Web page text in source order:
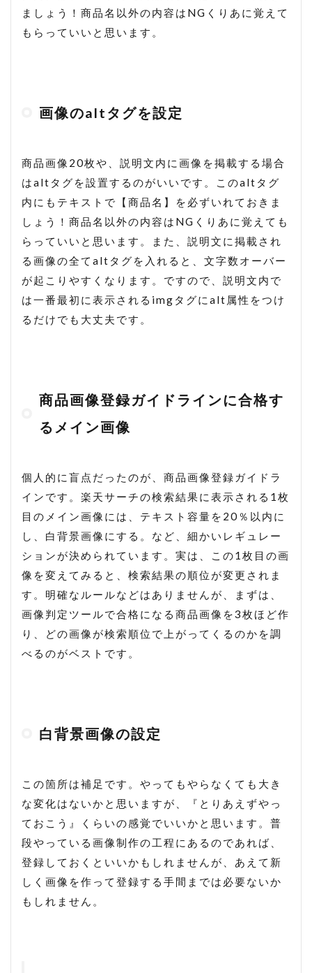
ましょう！商品名以外の内容はNGくりあに覚えて
もらっていいと思います。
画像のaltタグを設定
商品画像20枚や、説明文内に画像を掲載する場合
はaltタグを設置するのがいいです。このaltタグ
内にもテキストで【商品名】を必ずいれておきま
しょう！商品名以外の内容はNGくりあに覚えても
らっていいと思います。また、説明文に掲載され
る画像の全てaltタグを入れると、文字数オーバー
が起こりやすくなります。ですので、説明文内で
は一番最初に表示されるimgタグにalt属性をつけ
るだけでも大丈夫です。
商品画像登録ガイドラインに合格す
るメイン画像
個人的に盲点だったのが、商品画像登録ガイドラ
インです。楽天サーチの検索結果に表示される1枚
目のメイン画像には、テキスト容量を20％以内に
し、白背景画像にする。など、細かいレギュレー
ションが決められています。実は、この1枚目の画
像を変えてみると、検索結果の順位が変更されま
す。明確なルールなどはありませんが、まずは、
画像判定ツールで合格になる商品画像を3枚ほど作
り、どの画像が検索順位で上がってくるのかを調
べるのがベストです。
白背景画像の設定
この箇所は補足です。やってもやらなくても大き
な変化はないかと思いますが、『とりあえずやっ
ておこう』くらいの感覚でいいかと思います。普
段やっている画像制作の工程にあるのであれば、
登録しておくといいかもしれませんが、あえて新
しく画像を作って登録する手間までは必要ないか
もしれません。